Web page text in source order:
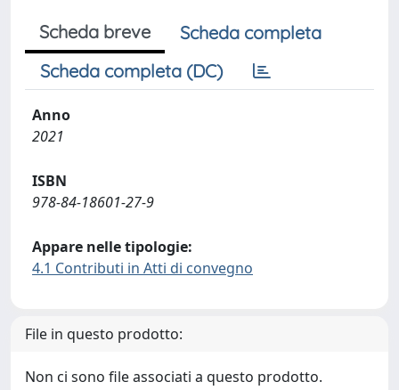
Scheda breve
Scheda completa
Scheda completa (DC)
Anno
2021
ISBN
978-84-18601-27-9
Appare nelle tipologie:
4.1 Contributi in Atti di convegno
File in questo prodotto:
Non ci sono file associati a questo prodotto.